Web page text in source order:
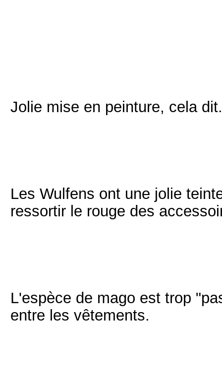
Jolie mise en peinture, cela
Les Wulfens ont une jolie
ressortir le rouge des
L'espèce de mago est trop
entre les vêtements.